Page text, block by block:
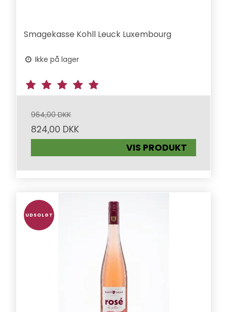
Smagekasse Kohll Leuck Luxembourg
Ikke på lager
964,00 DKK
824,00 DKK
VIS PRODUKT
UDSOLGT